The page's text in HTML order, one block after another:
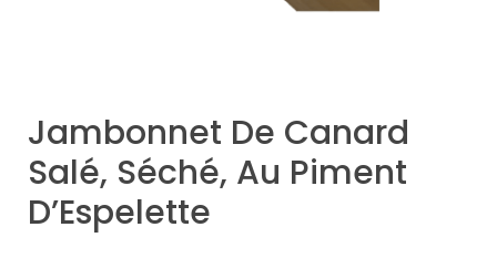
Jambonnet De Canard
Salé, Séché, Au Piment
D’Espelette